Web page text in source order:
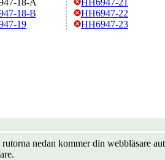
18-B
19
HH6947-22
HH6947-23
nedan kommer din webbläsare